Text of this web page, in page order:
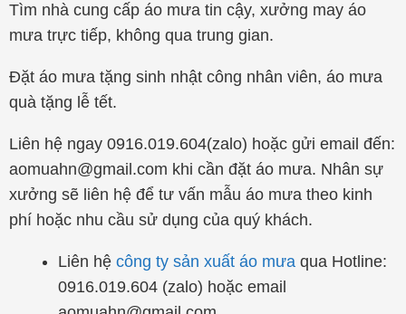
Tìm nhà cung cấp áo mưa tin cậy, xưởng may áo
mưa trực tiếp, không qua trung gian.
Đặt áo mưa tặng sinh nhật công nhân viên, áo mưa
quà tặng lễ tết.
Liên hệ ngay 0916.019.604(zalo) hoặc gửi email đến:
aomuahn@gmail.com khi cần đặt áo mưa. Nhân sự
xưởng sẽ liên hệ để tư vấn mẫu áo mưa theo kinh
phí hoặc nhu cầu sử dụng của quý khách.
Liên hệ công ty sản xuất áo mưa qua Hotline:
0916.019.604 (zalo) hoặc email